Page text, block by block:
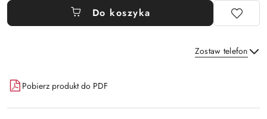
Do koszyka
Zostaw telefon
Dostępność
i
dostawa
Pobierz produkt do PDF